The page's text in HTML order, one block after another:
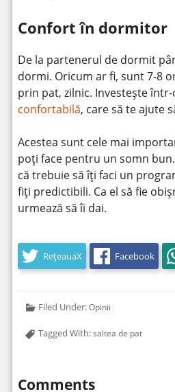
Confort în dormitor
De la partenerul de dormit
dormi. Oricum ar fi, sunt 7-8
prin pat, zilnic. Investește într-
confortabilă, care să te ajute
Acestea sunt cele mai
poți face pentru un somn
că trebuie să îți faci un
fiți predictibili. Ca el să fie
urmează să îi dai.
RețeauaX Facebook
Filed Under:Opinii
Tagged With:saltea de pat
Comments